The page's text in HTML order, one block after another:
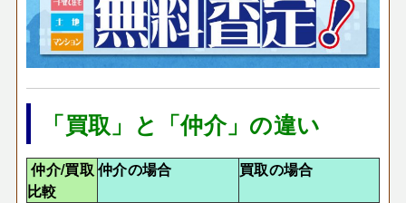
「買取」と「仲介」の違い
仲介/買取
比較
仲介の場合 買取の場合